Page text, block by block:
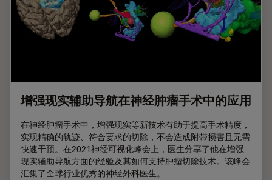
增强现实辅助导航在神经肿瘤手术中的应用
在神经肿瘤手术中，增强现实等新技术有助于提高手术精度，
实现精确的轨迹、符合要求的切除，不会造成附带损害且无需
快速干预。在2021神经可视化峰会上，医生分享了他在增强
现实辅助导航方面的经验及其如何支持肿瘤切除技术。该峰会
汇集了全球行业优秀的神经外科医生。